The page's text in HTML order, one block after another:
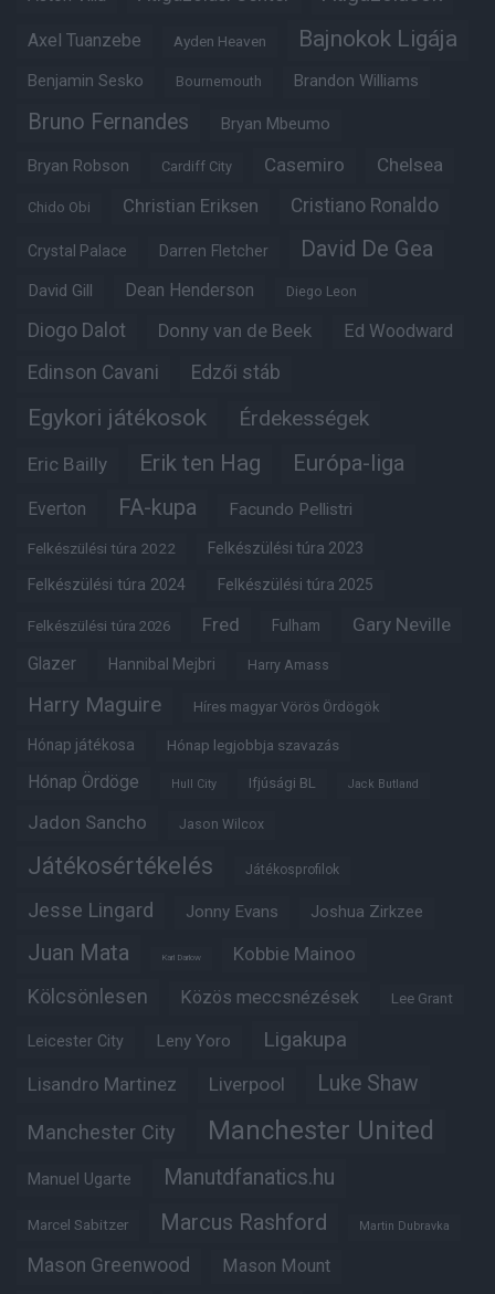
Axel Tuanzebe Ayden Heaven Bajnokok Ligája
Benjamin Sesko Bournemouth Brandon Williams
Bruno Fernandes Bryan Mbeumo
Bryan Robson Cardiff City Casemiro Chelsea
Chido Obi Christian Eriksen Cristiano Ronaldo
Crystal Palace Darren Fletcher David De Gea
David Gill Dean Henderson Diego Leon
Diogo Dalot Donny van de Beek Ed Woodward
Edinson Cavani Edzői stáb
Egykori játékosok Érdekességek
Eric Bailly Erik ten Hag Európa-liga
Everton FA-kupa Facundo Pellistri
Felkészülési túra 2022 Felkészülési túra 2023
Felkészülési túra 2024 Felkészülési túra 2025
Felkészülési túra 2026 Fred Fulham Gary Neville
Glazer Hannibal Mejbri Harry Amass
Harry Maguire Híres magyar Vörös Ördögök
Hónap játékosa Hónap legjobbja szavazás
Hónap Ördöge Hull City Ifjúsági BL Jack Butland
Jadon Sancho Jason Wilcox
Játékosértékelés Játékosprofilok
Jesse Lingard Jonny Evans Joshua Zirkzee
Juan Mata Karl Darlow Kobbie Mainoo
Kölcsönlesen Közös meccsnézések Lee Grant
Leicester City Leny Yoro Ligakupa
Lisandro Martinez Liverpool Luke Shaw
Manchester City Manchester United
Manuel Ugarte Manutdfanatics.hu
Marcel Sabitzer Marcus Rashford Martin Dubravka
Mason Greenwood Mason Mount